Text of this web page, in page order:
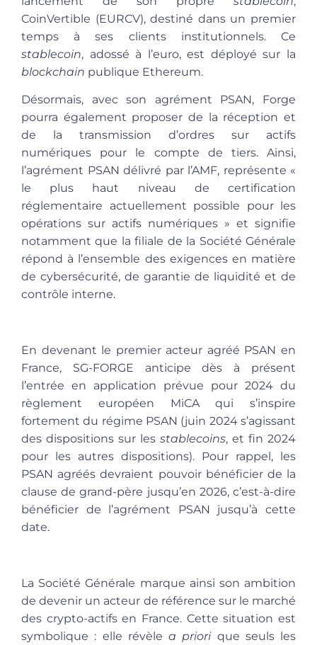
CoinVertible (EURCV), destiné dans un premier
temps à ses clients institutionnels. Ce
stablecoin, adossé à l’euro, est déployé sur la
blockchain publique Ethereum.
Désormais, avec son agrément PSAN, Forge
pourra également proposer de la réception et
de la transmission d’ordres sur actifs
numériques pour le compte de tiers. Ainsi,
l’agrément PSAN délivré par l’AMF, représente «
le plus haut niveau de certification
réglementaire actuellement possible pour les
opérations sur actifs numériques » et signifie
notamment que la filiale de la Société Générale
répond à l’ensemble des exigences en matière
de cybersécurité, de garantie de liquidité et de
contrôle interne.
En devenant le premier acteur agréé PSAN en
France, SG-FORGE anticipe dès à présent
l’entrée en application prévue pour 2024 du
règlement européen MiCA qui s’inspire
fortement du régime PSAN (juin 2024 s’agissant
des dispositions sur les stablecoins, et fin 2024
pour les autres dispositions). Pour rappel, les
PSAN agréés devraient pouvoir bénéficier de la
clause de grand-père jusqu’en 2026, c’est-à-dire
bénéficier de l’agrément PSAN jusqu’à cette
date.
La Société Générale marque ainsi son ambition
de devenir un acteur de référence sur le marché
des crypto-actifs en France. Cette situation est
symbolique : elle révèle a priorique seuls les